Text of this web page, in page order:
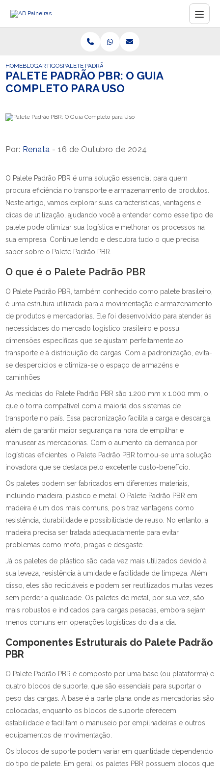
HOMEBLOGARTIGOSPALETE PADRÃO PBR: O GUIA COMPLETO PARA USO
PALETE PADRÃO PBR: O GUIA
COMPLETO PARA USO
Por: Renata - 16 de Outubro de 2024
O Palete Padrão PBR é uma solução essencial para quem
procura eficiência no transporte e armazenamento de produtos.
Neste artigo, vamos explorar suas características, vantagens e
dicas de utilização, ajudando você a entender como esse tipo de
palete pode otimizar sua logística e melhorar os processos na
sua empresa. Continue lendo e descubra tudo o que precisa
saber sobre o Palete Padrão PBR.
O que é o Palete Padrão PBR
O Palete Padrão PBR, também conhecido como palete brasileiro,
é uma estrutura utilizada para a movimentação e armazenamento
de produtos e mercadorias. Ele foi desenvolvido para atender às
necessidades do mercado logístico brasileiro e possui
dimensões específicas que se ajustam perfeitamente ao
transporte e à distribuição de cargas. Com a padronização, evita-
se desperdícios e otimiza-se o espaço de armazéns e
caminhões.
As medidas do Palete Padrão PBR são 1.200 mm x 1.000 mm, o
que o torna compatível com a maioria dos sistemas de
transporte no país. Essa padronização facilita a carga e descarga,
além de garantir maior segurança na hora de empilhar e
manusear as mercadorias. Com o aumento da demanda por
logísticas eficientes, o Palete Padrão PBR tornou-se uma solução
inovadora que se destaca pelo excelente custo-benefício.
Os paletes podem ser fabricados em diferentes materiais,
incluindo madeira, plástico e metal. O Palete Padrão PBR em
madeira é um dos mais comuns, pois traz vantagens como
resistência, durabilidade e possibilidade de reuso. No entanto, a
madeira precisa ser tratada adequadamente para evitar
problemas como mofo, pragas e desgaste.
Já os paletes de plástico são cada vez mais utilizados devido à
sua leveza, resistência à umidade e facilidade de limpeza. Além
disso, eles são recicláveis e podem ser reutilizados muitas vezes
sem perder a qualidade. Os paletes de metal, por sua vez, são
mais robustos e indicados para cargas pesadas, embora sejam
menos comuns em operações logísticas do dia a dia.
Componentes Estruturais do Palete Padrão
PBR
O Palete Padrão PBR é composto por uma base (ou plataforma) e
quatro blocos de suporte, que são essenciais para suportar o
peso das cargas. A base é a parte plana onde as mercadorias são
colocadas, enquanto os blocos de suporte oferecem
estabilidade e facilitam o manuseio por empilhadeiras e outros
equipamentos de movimentação.
Os blocos de suporte podem variar em quantidade dependendo
do tipo de palete. Em geral, os paletes PBR possuem blocos que